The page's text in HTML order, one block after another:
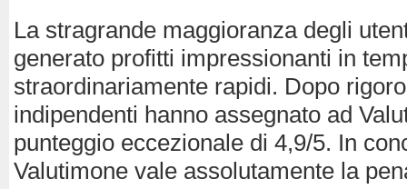
La stragrande maggioranza degli
generato profitti impressionanti in
straordinariamente rapidi. Dopo
indipendenti hanno assegnato ad
punteggio eccezionale di 4,9/5. In
Valutimone vale assolutamente la